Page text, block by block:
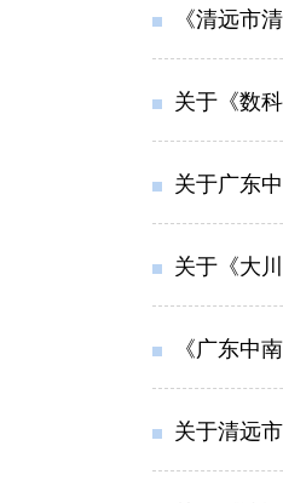
《清远市
关于《数
关于广东
关于《大川（清
《广东中
关于清远市